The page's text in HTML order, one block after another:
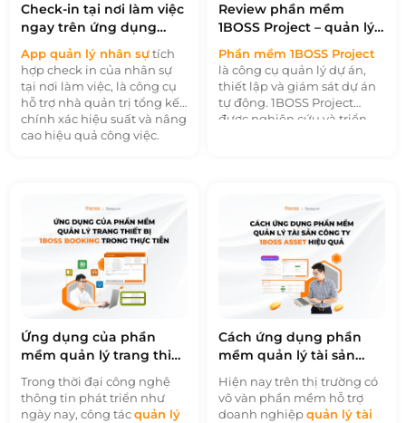
Check-in tại nơi làm việc
ngay trên ứng dụng
quản lý nhân sự 1BOSS
App quản lý nhân sựtích
hợp check in của nhân sự
tại nơi làm việc, là công cụ
hỗ trợ nhà quản trị tổng kết
chính xác hiệu suất và nâng
cao hiệu quả công việc.
HRM+ hoạt động theo dõi
và đo lường sức lao động
của nhân sự. 1BOSS HRM+
hỗ trợ quá trình check in
diễn ra thuận lợi và đạt hiệu
quả tốt nhờ các công nghệ
được tích hợp trên nền
tảng.
Review phần mềm
1BOSS Project – quản lý
dự án doanh nghiệp
Phần mềm 1BOSS Project
là công cụ quản lý dự án,
thiết lập và giám sát dự án
tự động. 1BOSS Project
được nghiên cứu và triển
một cách chính xác nhất.
Song, đây liệu có phải là
phần mềm phù hợp với
nhu cầu doanh nghiệp?
Cùng xem review ở bài viết
Ứng dụng của phần
mềm quản lý trang thiết
bị 1BOSS Booking trong
thực tiễn
Trong thời đại công nghệ
thông tin phát triển như
ngày nay, công tácquản lý
Cách ứng dụng phần
mềm quản lý tài sản
công ty 1BOSS Asset
hiệu quả
Hiện nay trên thị trường có
vô vàn phần mềm hỗ trợ
doanh nghiệpquản lý tài